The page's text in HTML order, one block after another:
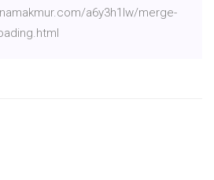
a6y3h1lw/merge-